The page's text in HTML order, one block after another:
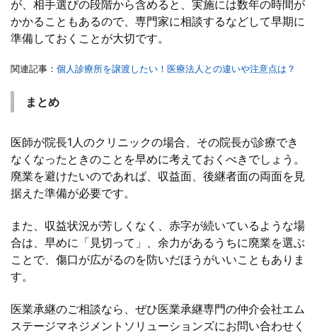
が、相手選びの段階から含めると、実施には数年の時間が
かかることもあるので、専門家に相談するなどして早期に
準備しておくことが大切です。
関連記事： 個人診療所を譲渡したい！医療法人との違いや注意点は？
まとめ
医師が院長1人のクリニックの場合、その院長が診療でき
なくなったときのことを早めに考えておくべきでしょう。
廃業を避けたいのであれば、収益面、後継者面の両面を見
据えた準備が必要です。
また、収益状況が芳しくなく、赤字が続いているような場
合は、早めに「見切って」、余力があるうちに廃業を選ぶ
ことで、傷口が広がるのを防いだほうがいいこともありま
す。
医業承継のご相談なら、ぜひ医業承継専門の仲介会社エム
ステージマネジメントソリューションズにお問い合わせく